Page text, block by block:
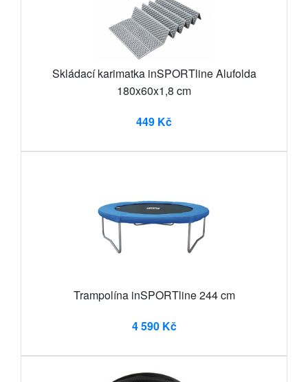
Skládací karimatka inSPORTline Alufolda
180x60x1,8 cm
449 Kč
Trampolína inSPORTline 244 cm
4 590 Kč